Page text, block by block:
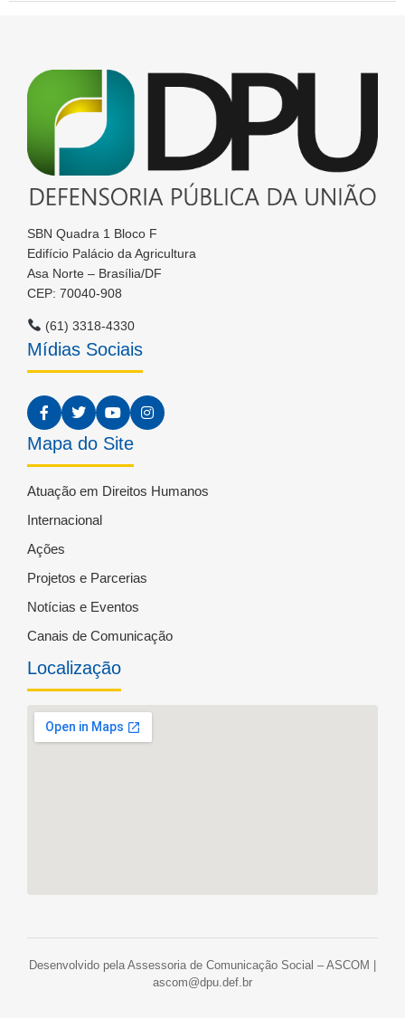
SBN Quadra 1 Bloco F
Edifício Palácio da Agricultura
Asa Norte – Brasília/DF
CEP: 70040-908
(61) 3318-4330
Mídias Sociais
Mapa do Site
Atuação em Direitos Humanos
Internacional
Ações
Projetos e Parcerias
Notícias e Eventos
Canais de Comunicação
Localização
Desenvolvido pela Assessoria de Comunicação Social – ASCOM |
ascom@dpu.def.br